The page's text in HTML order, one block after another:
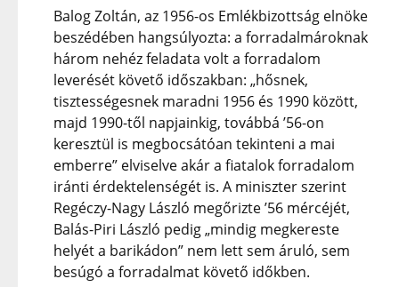
Balog Zoltán, az 1956-os Emlékbizottság elnöke
beszédében hangsúlyozta: a forradalmároknak
három nehéz feladata volt a forradalom
leverését követő időszakban: „hősnek,
tisztességesnek maradni 1956 és 1990 között,
majd 1990-től napjainkig, továbbá ’56-on
keresztül is megbocsátóan tekinteni a mai
emberre” elviselve akár a fiatalok forradalom
iránti érdektelenségét is. A miniszter szerint
Regéczy-Nagy László megőrizte ’56 mércéjét,
Balás-Piri László pedig „mindig megkereste
helyét a barikádon” nem lett sem áruló, sem
besúgó a forradalmat követő időkben.